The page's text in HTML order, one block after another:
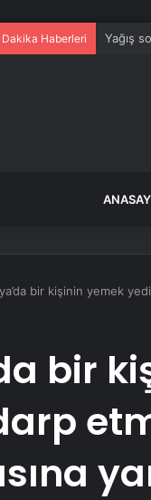
Dakika Haberleri Yağış
bir kişinin yemek
bir